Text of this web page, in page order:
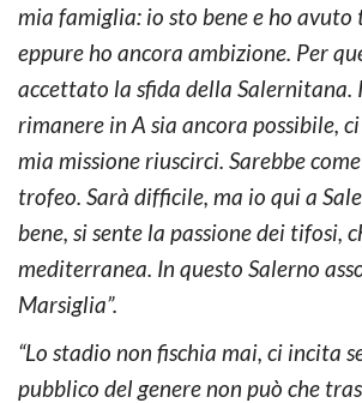
mia famiglia: io sto bene e ho
eppure ho ancora ambizione. Per
accettato la sfida della Salernitana.
rimanere in A sia ancora possibile,
mia missione riuscirci. Sarebbe
trofeo. Sarà difficile, ma io qui a
bene, si sente la passione dei tifosi,
mediterranea. In questo Salerno
Marsiglia”.
“Lo stadio non fischia mai, ci incita
pubblico del genere non può che